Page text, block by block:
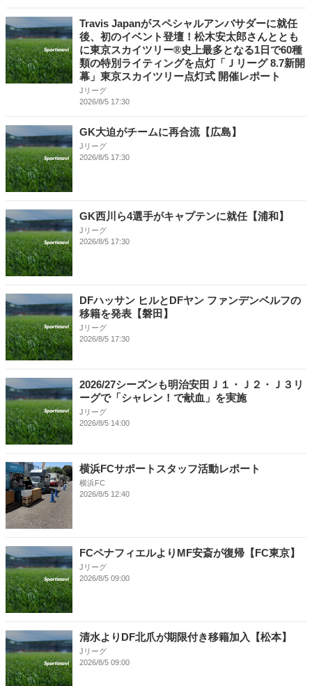
Travis Japanがスペシャルアンバサダーに就任
後、初のイベント登壇！松木安太郎さんととも
に東京スカイツリー®史上最多となる1日で60種
類の特別ライティングを点灯「Ｊリーグ 8.7新開
幕」東京スカイツリー点灯式 開催レポート
Jリーグ
2026/8/5 17:30
GK大迫がチームに再合流【広島】
Jリーグ
2026/8/5 17:30
GK西川ら4選手がキャプテンに就任【浦和】
Jリーグ
2026/8/5 17:30
DFハッサン ヒルとDFヤン ファンデンベルフの
移籍を発表【磐田】
Jリーグ
2026/8/5 17:30
2026/27シーズンも明治安田Ｊ１・Ｊ２・Ｊ３リ
ーグで「シャレン！で献血」を実施
Jリーグ
2026/8/5 14:00
横浜FCサポートスタッフ活動レポート
横浜FC
2026/8/5 12:40
FCペナフィエルよりMF安斎が復帰【FC東京】
Jリーグ
2026/8/5 09:00
清水よりDF北爪が期限付き移籍加入【松本】
Jリーグ
2026/8/5 09:00